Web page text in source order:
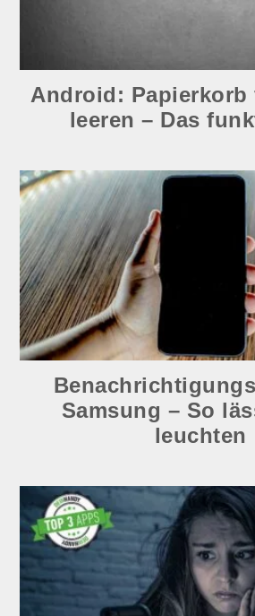
Android: Papierkorb
Samsung – So